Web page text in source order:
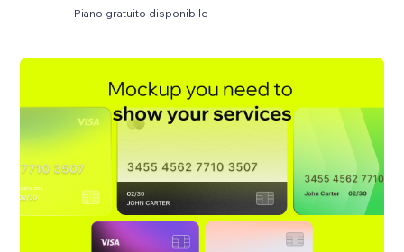
Piano gratuito disponibile